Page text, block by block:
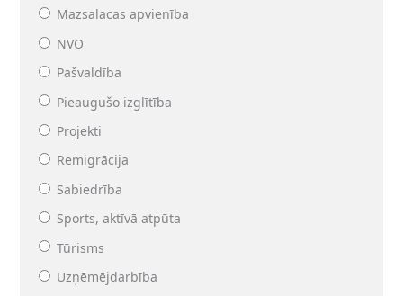
Mazsalacas apvienība
NVO
Pašvaldība
Pieaugušo izglītība
Projekti
Remigrācija
Sabiedrība
Sports, aktīvā atpūta
Tūrisms
Uzņēmējdarbība